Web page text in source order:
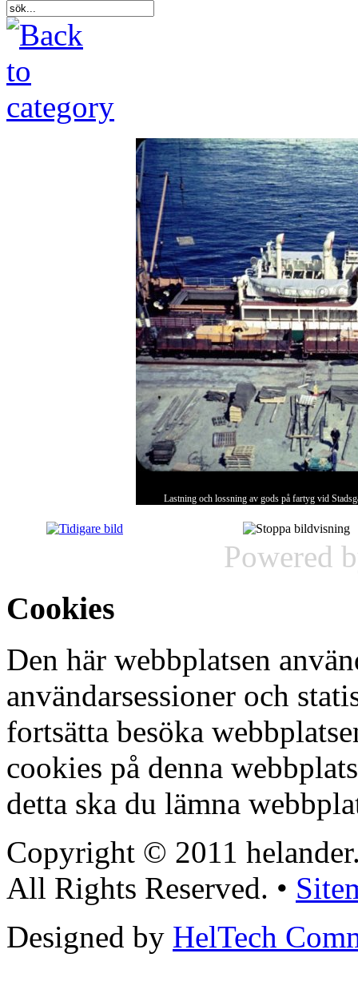
Lastning och lossning av gods på fartyg vid
Powered
Cookies
Den här webbplatsen
användarsessioner och
fortsätta besöka
cookies på denna
detta ska du lämna
Copyright © 2011
All Rights Reserved. •
Designed by HelTech